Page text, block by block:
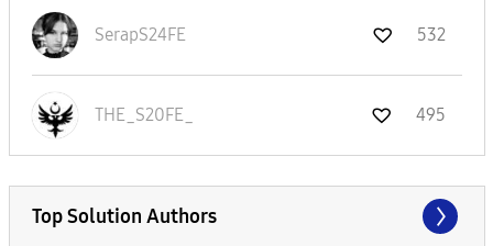
SerapS24FE 532
THE_S20FE_ 495
Top Solution Authors